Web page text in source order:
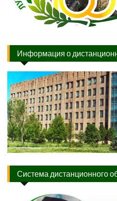
Информация о
Система дистанционного